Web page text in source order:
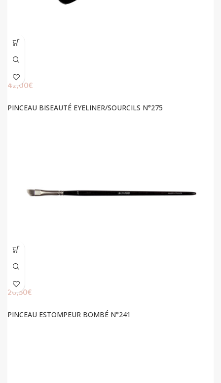
42,00€
PINCEAU BISEAUTÉ EYELINER/SOURCILS N°275
20,50€
PINCEAU ESTOMPEUR BOMBÉ N°241